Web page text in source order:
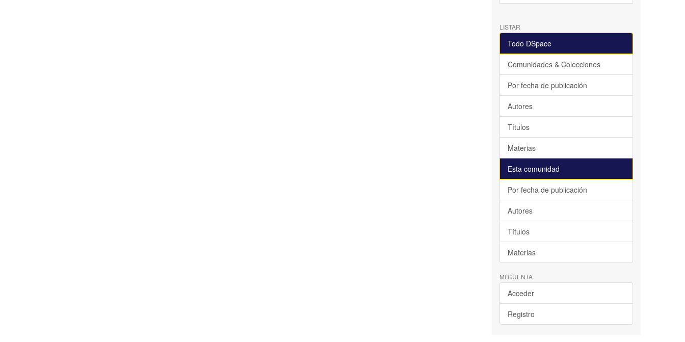
LISTAR
Todo DSpace
Comunidades & Colecciones
Por fecha de publicación
Autores
Títulos
Materias
Esta comunidad
Por fecha de publicación
Autores
Títulos
Materias
MI CUENTA
Acceder
Registro